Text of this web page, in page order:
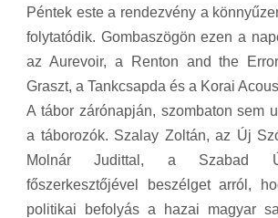
Péntek este a rendezvény a
folytatódik. Gombaszögön ezen a
az Aurevoir, a Renton and the
Graszt, a Tankcsapda és a Korai
A tábor zárónapján, szombaton sem
a táborozók. Szalay Zoltán, az Új
Molnár Judittal, a Szabad
főszerkesztőjével beszélget arról,
politikai befolyás a hazai magyar